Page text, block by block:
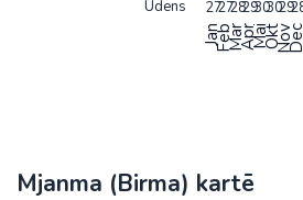
Ūdens
Jan
FebMarAprMaiOktNovDec
Mjanma (Birma) kartē